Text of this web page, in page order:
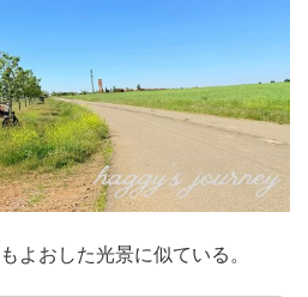
よおした光景に似ている。